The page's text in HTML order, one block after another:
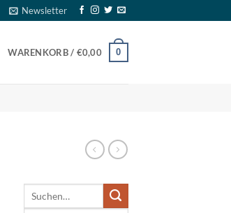
Newsletter
WARENKORB / €0,00 0